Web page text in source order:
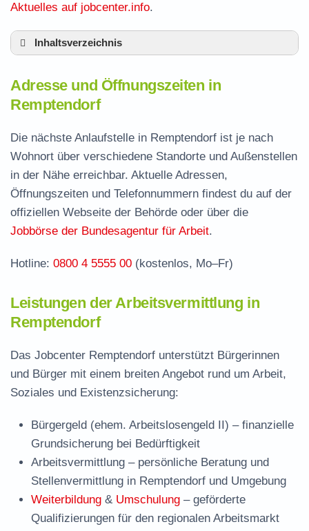
Aktuelles auf jobcenter.info.
Inhaltsverzeichnis
Leistungen der Arbeitsvermittlung in
Remptendorf
Termin vereinbaren und Bürgergeld beantragen
Jobcenter Saale-Orla-Kreis – zuständige
Stelle
Stellenangebote und Jobbörse in Remptendorf
Häufige Fragen rund ums Jobcenter
Adresse und Öffnungszeiten in
Remptendorf
Die nächste Anlaufstelle in Remptendorf ist je nach
Wohnort über verschiedene Standorte und Außenstellen
in der Nähe erreichbar. Aktuelle Adressen,
Öffnungszeiten und Telefonnummern findest du auf der
offiziellen Webseite der Behörde oder über die
Jobbörse der Bundesagentur für Arbeit.
Hotline: 0800 4 5555 00 (kostenlos, Mo–Fr)
Leistungen der Arbeitsvermittlung in
Remptendorf
Das Jobcenter Remptendorf unterstützt Bürgerinnen
und Bürger mit einem breiten Angebot rund um Arbeit,
Soziales und Existenzsicherung:
Bürgergeld (ehem. Arbeitslosengeld II) – finanzielle
Grundsicherung bei Bedürftigkeit
Arbeitsvermittlung – persönliche Beratung und
Stellenvermittlung in Remptendorf und Umgebung
Weiterbildung & Umschulung – geförderte
Qualifizierungen für den regionalen Arbeitsmarkt